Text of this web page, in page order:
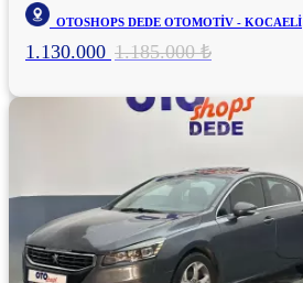
OTOSHOPS DEDE OTOMOTİV - KOCAELİ
1.130.000 1.185.000 ₺